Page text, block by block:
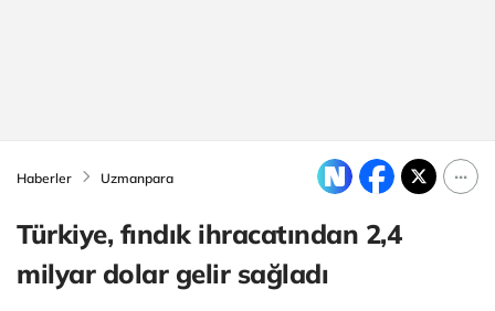
Haberler Uzmanpara
Türkiye, fındık ihracatından 2,4
milyar dolar gelir sağladı